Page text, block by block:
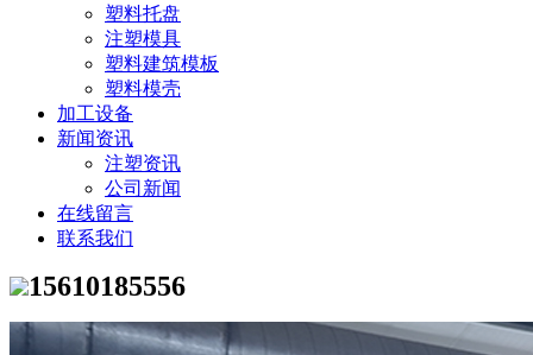
塑料托盘
注塑模具
塑料建筑模板
塑料模壳
加工设备
新闻资讯
注塑资讯
公司新闻
在线留言
联系我们
15610185556